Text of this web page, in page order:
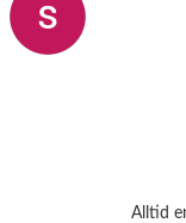
Alltid